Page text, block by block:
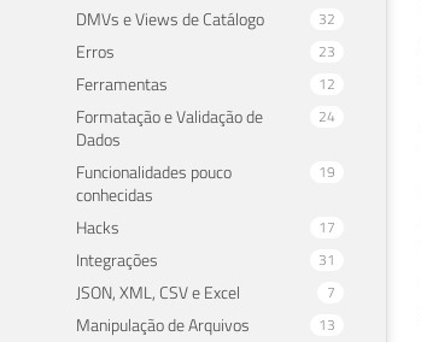
DMVs e Views de Catálogo 32
Erros 23
Ferramentas 12
Formatação e Validação de
Dados
24
Funcionalidades pouco
conhecidas
19
Hacks 17
Integrações 31
JSON, XML, CSV e Excel 7
Manipulação de Arquivos 13